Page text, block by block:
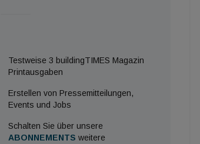
Testweise 3 buildingTIMES Magazin
Printausgaben
Erstellen von Pressemitteilungen,
Events und Jobs
Schalten Sie über unsere
ABONNEMENTS weitere